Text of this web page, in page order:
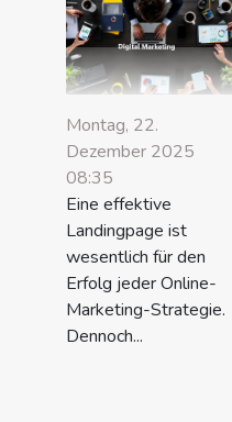
Montag, 22.
Dezember 2025
08:35
Eine effektive
Landingpage ist
wesentlich für den
Erfolg jeder Online-
Marketing-Strategie.
Dennoch...